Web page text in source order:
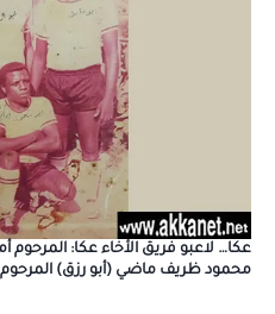
عكا… لاعبو فريق الأخاء عكا: المرحوم
محمود ظريف ماضي (أبو رزق)